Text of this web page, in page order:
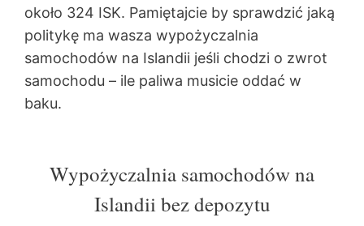
około 324 ISK. Pamiętajcie by sprawdzić jaką
politykę ma wasza wypożyczalnia
samochodów na Islandii jeśli chodzi o zwrot
samochodu – ile paliwa musicie oddać w
baku.
Wypożyczalnia samochodów na
Islandii bez depozytu